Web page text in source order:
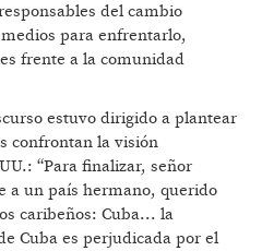
del cambio
para enfrentarlo,
frente a la comunidad
estuvo dirigido a plantear
confrontan la visión
“Para finalizar, señor
a un país hermano, querido
caribeños: Cuba... la
Cuba es perjudicada por el